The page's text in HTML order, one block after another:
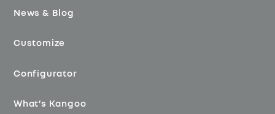
News & Blog
Customize
Configurator
What’s Kangoo